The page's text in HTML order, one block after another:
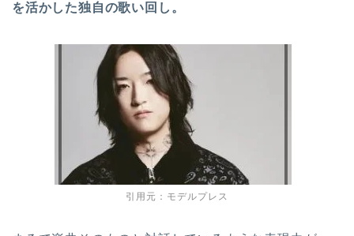
を活かした独自の歌い回し。
引用元：モデルプレス